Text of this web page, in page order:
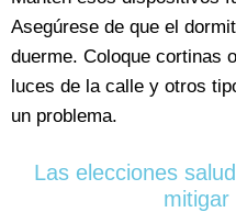
Asegúrese de que el
duerme. Coloque cortinas
luces de la calle y otros
un problema.
Las elecciones
mitigar